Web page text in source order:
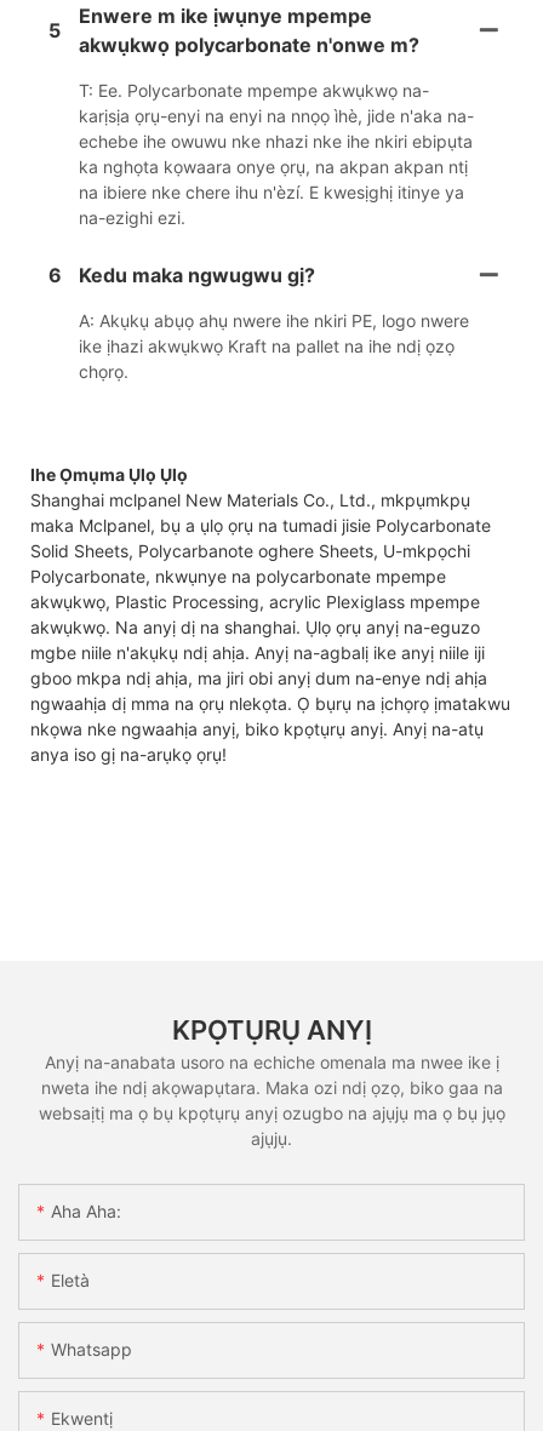
5
Enwere m ike ịwụnye mpempe
akwụkwọ polycarbonate n'onwe m?
T: Ee. Polycarbonate mpempe akwụkwọ na-
karịsịa ọrụ-enyi na enyi na nnọọ ìhè, jide n'aka na-
echebe ihe owuwu nke nhazi nke ihe nkiri ebipụta
ka nghọta kọwaara onye ọrụ, na akpan akpan ntị
na ibiere nke chere ihu n'èzí. E kwesịghị itinye ya
na-ezighi ezi.
6 Kedu maka ngwugwu gị?
A: Akụkụ abụọ ahụ nwere ihe nkiri PE, logo nwere
ike ịhazi akwụkwọ Kraft na pallet na ihe ndị ọzọ
chọrọ.
Ihe Ọmụma Ụlọ Ụlọ
Shanghai mclpanel New Materials Co., Ltd., mkpụmkpụ
maka Mclpanel, bụ a ụlọ ọrụ na tumadi jisie Polycarbonate
Solid Sheets, Polycarbanote oghere Sheets, U-mkpọchi
Polycarbonate, nkwụnye na polycarbonate mpempe
akwụkwọ, Plastic Processing, acrylic Plexiglass mpempe
akwụkwọ. Na anyị dị na shanghai. Ụlọ ọrụ anyị na-eguzo
mgbe niile n'akụkụ ndị ahịa. Anyị na-agbalị ike anyị niile iji
gboo mkpa ndị ahịa, ma jiri obi anyị dum na-enye ndị ahịa
ngwaahịa dị mma na ọrụ nlekọta. Ọ bụrụ na ịchọrọ ịmatakwu
nkọwa nke ngwaahịa anyị, biko kpọtụrụ anyị. Anyị na-atụ
anya iso gị na-arụkọ ọrụ!
KPỌTỤRỤ ANYỊ
Anyị na-anabata usoro na echiche omenala ma nwee ike ị
nweta ihe ndị akọwapụtara. Maka ozi ndị ọzọ, biko gaa na
websaịtị ma ọ bụ kpọtụrụ anyị ozugbo na ajụjụ ma ọ bụ jụọ
ajụjụ.
Aha Aha:
Eletà
Whatsapp
Ekwentị